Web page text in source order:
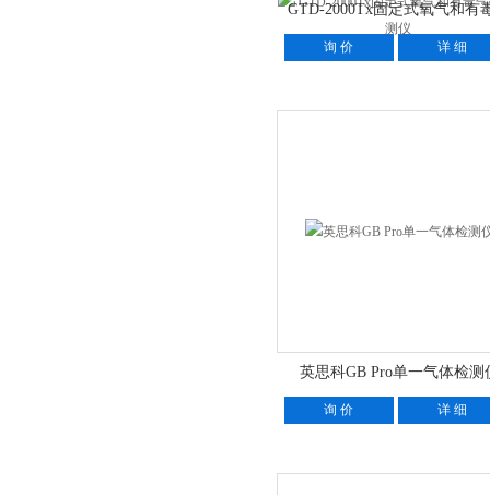
GTD-2000Tx固定式氧气和有
体检测仪
询 价 详 细
英思科GB Pro单一气体检测
询 价 详 细